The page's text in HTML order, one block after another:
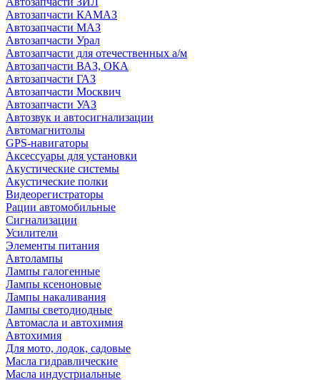
Автозапчасти КАМАЗ
Автозапчасти МАЗ
Автозапчасти Урал
Автозапчасти для отечественных а/м
Автозапчасти ВАЗ, ОКА
Автозапчасти ГАЗ
Автозапчасти Москвич
Автозапчасти УАЗ
Автозвук и автосигнализации
Автомагнитолы
GPS-навигаторы
Аксессуары для установки
Акустические системы
Акустические полки
Видеорегистраторы
Рации автомобильные
Сигнализации
Усилители
Элементы питания
Автолампы
Лампы галогенные
Лампы ксеноновые
Лампы накаливания
Лампы светодиодные
Автомасла и автохимия
Автохимия
Для мото, лодок, садовые
Масла гидравлические
Масла индустриальные